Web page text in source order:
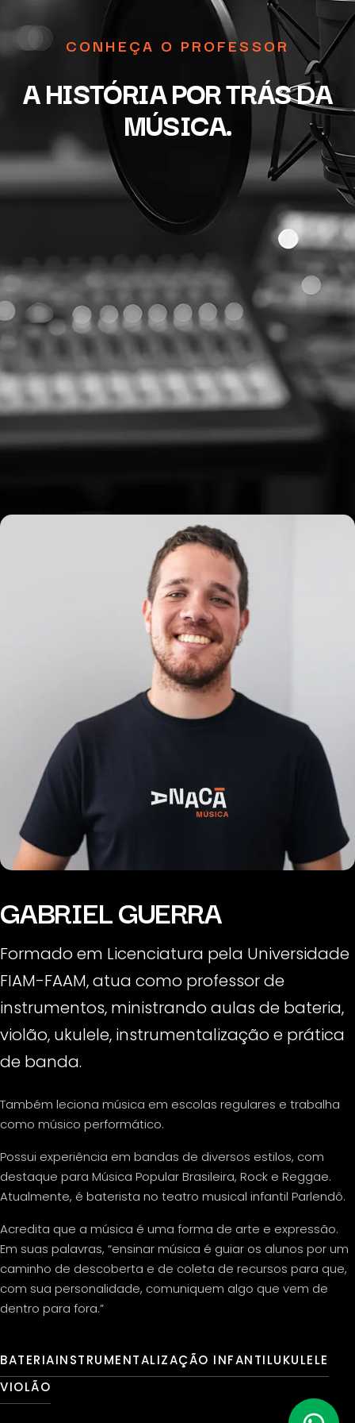
CONHEÇA O PROFESSOR
A HISTÓRIA POR TRÁS DA
MÚSICA.
GABRIEL GUERRA
Formado em Licenciatura pela Universidade
FIAM-FAAM, atua como professor de
instrumentos, ministrando aulas de bateria,
violão, ukulele, instrumentalização e prática
de banda.
Também leciona música em escolas regulares e trabalha
como músico performático.
Possui experiência em bandas de diversos estilos, com
destaque para Música Popular Brasileira, Rock e Reggae.
Atualmente, é baterista no teatro musical infantil Parlendô.
Acredita que a música é uma forma de arte e expressão.
Em suas palavras, “ensinar música é guiar os alunos por um
caminho de descoberta e de coleta de recursos para que,
com sua personalidade, comuniquem algo que vem de
dentro para fora.”
BATERIAINSTRUMENTALIZAÇÃO INFANTILUKULELE
VIOLÃO